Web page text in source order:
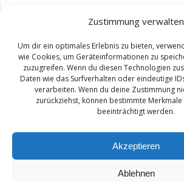
Zustimmung verwalten
Um dir ein optimales Erlebnis zu bieten,
wie Cookies, um Geräteinformationen zu
zuzugreifen. Wenn du diesen Technologien
Daten wie das Surfverhalten oder eindeutige
verarbeiten. Wenn du deine Zustimmung
zurückziehst, können bestimmte
beeinträchtigt werden.
Akzeptieren
Ablehnen
© 2026 M.A.R.A.. Created for free
Colibri
Impressum/